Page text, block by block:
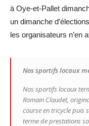
à Oye-et-Pallet
un dimanche
les organisateurs n’en
Nos sportifs locaux
Nos sportifs locaux
Romain Claudet,
course en tricycle puis
terme de prestations